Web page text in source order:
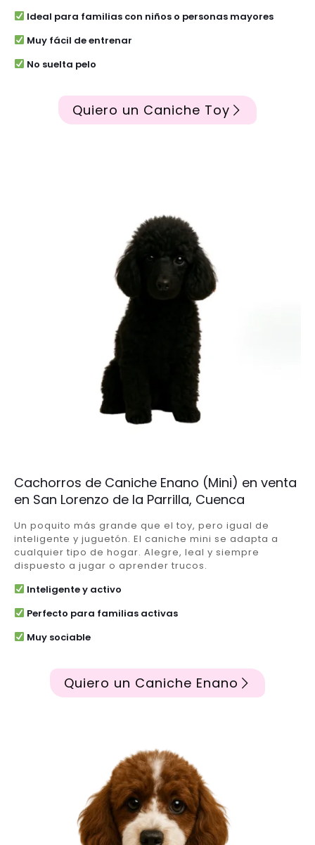
Ideal para familias con niños o personas mayores
Muy fácil de entrenar
No suelta pelo
Quiero un Caniche Toy
Cachorros de Caniche Enano (Mini) en venta
en San Lorenzo de la Parrilla, Cuenca
Un poquito más grande que el toy, pero igual de
inteligente y juguetón. El caniche mini se adapta a
cualquier tipo de hogar. Alegre, leal y siempre
dispuesto a jugar o aprender trucos.
Inteligente y activo
Perfecto para familias activas
Muy sociable
Quiero un Caniche Enano